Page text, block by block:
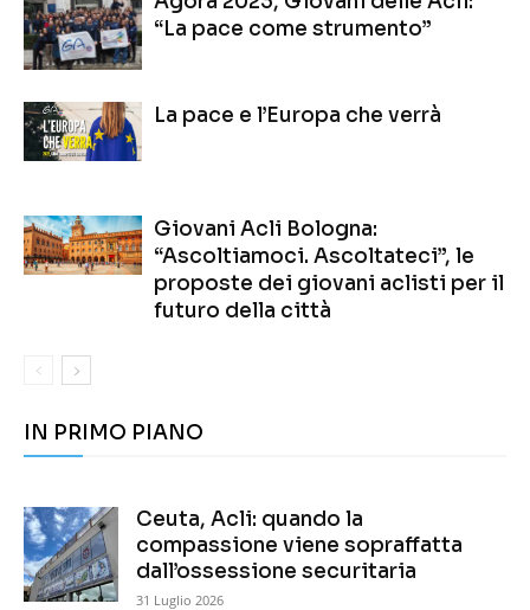
“La pace come strumento”
La pace e l’Europa che verrà
Giovani Acli Bologna:
“Ascoltiamoci. Ascoltateci”, le
proposte dei giovani aclisti per il
futuro della città
IN PRIMO PIANO
Ceuta, Acli: quando la
compassione viene sopraffatta
dall’ossessione securitaria
31 Luglio 2026